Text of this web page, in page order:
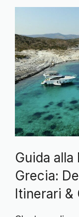
Guida
Grecia:
Itinerari &